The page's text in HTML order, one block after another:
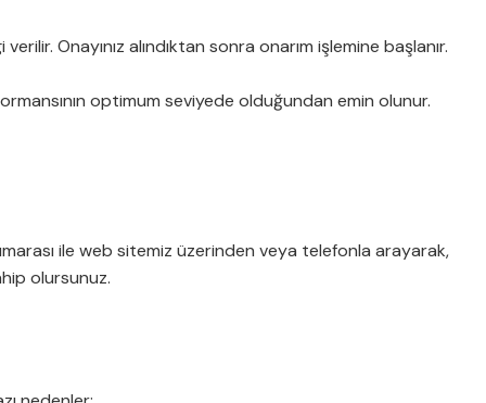
Onayınız alındıktan sonra onarım işlemine başlanır.
optimum seviyede olduğundan emin olunur.
ile web sitemiz üzerinden veya telefonla arayarak,
olursunuz.